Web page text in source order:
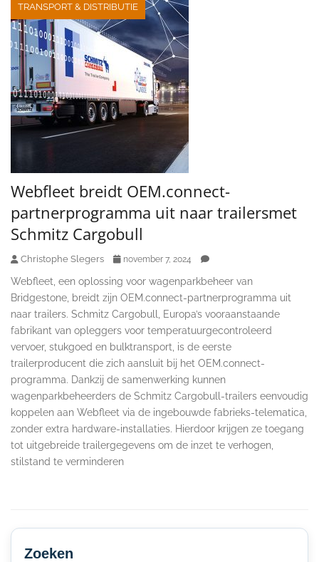
TRANSPORT & DISTRIBUTIE
Webfleet breidt OEM.connect-
partnerprogramma uit naar trailersmet
Schmitz Cargobull
Christophe Slegers november 7, 2024
Webfleet, een oplossing voor wagenparkbeheer van
Bridgestone, breidt zijn OEM.connect-partnerprogramma uit
naar trailers. Schmitz Cargobull, Europa’s vooraanstaande
fabrikant van opleggers voor temperatuurgecontroleerd
vervoer, stukgoed en bulktransport, is de eerste
trailerproducent die zich aansluit bij het OEM.connect-
programma. Dankzij de samenwerking kunnen
wagenparkbeheerders de Schmitz Cargobull-trailers eenvoudig
koppelen aan Webfleet via de ingebouwde fabrieks-telematica,
zonder extra hardware-installaties. Hierdoor krijgen ze toegang
tot uitgebreide trailergegevens om de inzet te verhogen,
stilstand te verminderen
Secondary
Sidebar
Zoeken